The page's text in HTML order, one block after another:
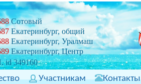
id 349160
Сотовый
Екатеринбург, общий
Екатеринбург, Уралмаш
Екатеринбург, Центр
Участникам Контакты